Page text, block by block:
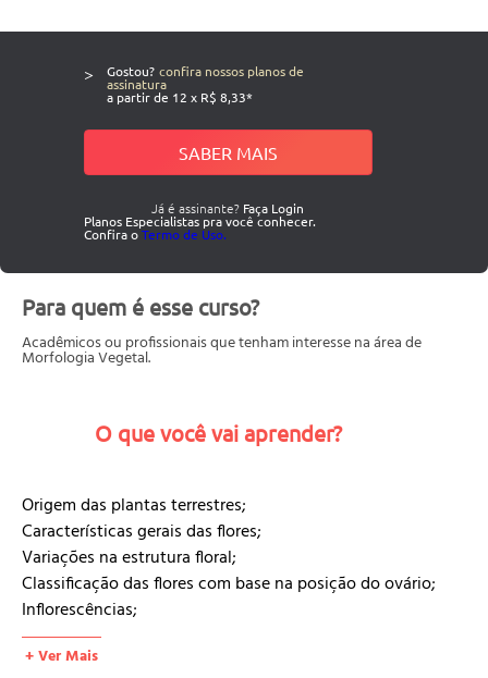
> Gostou? confira nossos planos de
assinatura
a partir de 12 x R$ 8,33*
SABER MAIS
Já é assinante? Faça Login
Planos Especialistas pra você conhecer.
Confira oTermo de Uso.
Para quem é esse curso?
Acadêmicos ou profissionais que tenham interesse na área de
Morfologia Vegetal.
O que você vai aprender?
Origem das plantas terrestres;
Características gerais das flores;
Variações na estrutura floral;
Classificação das flores com base na posição do ovário;
Inflorescências;
Simetria floral;
Características gerais das folhas;
+ Ver Mais